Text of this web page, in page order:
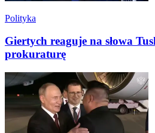
Polityka
Giertych reaguje na słowa
prokuraturę